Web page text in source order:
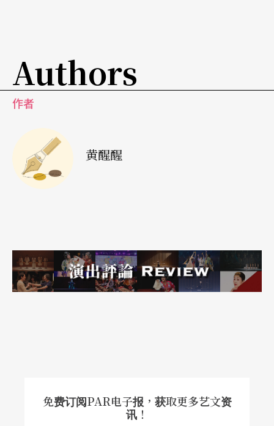
爵士之间。台北乐迷有幸成为她新专辑亚洲巡回演
唱会的首站，二○○八年九月二十七日她在台北国
然赴约，离境时欧玛拉还因强台而滞留一日。
感受欧玛拉的魅力之余，我期待今生七十八岁那年
Authors
作者
黄醒醒
免费订阅PAR电子报，获取更多艺文资
讯！